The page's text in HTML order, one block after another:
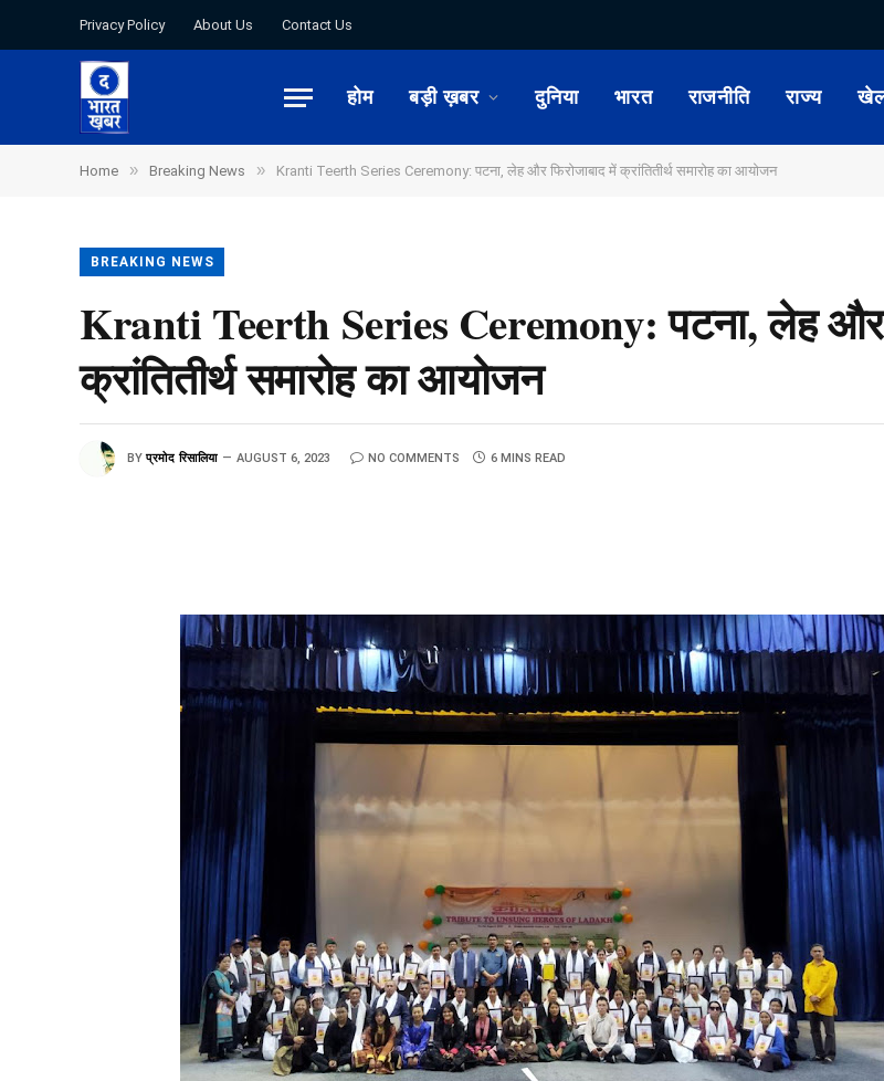
Privacy Policy About Us Contact Us
होम बड़ी ख़बर दुनिया भारत राजनीति राज्य
Home » Breaking News » Kranti Teerth Series Ceremony: पटना, लेह और फिरोजाबाद में क्रांतितीर्थ समारोह का आयोजन
BREAKING NEWS
Kranti Teerth Series Ceremony: पटना, लेह और
क्रांतितीर्थ समारोह का आयोजन
BY प्रमोद रिसालिया AUGUST 6, 2023 NO COMMENTS 6 MINS READ